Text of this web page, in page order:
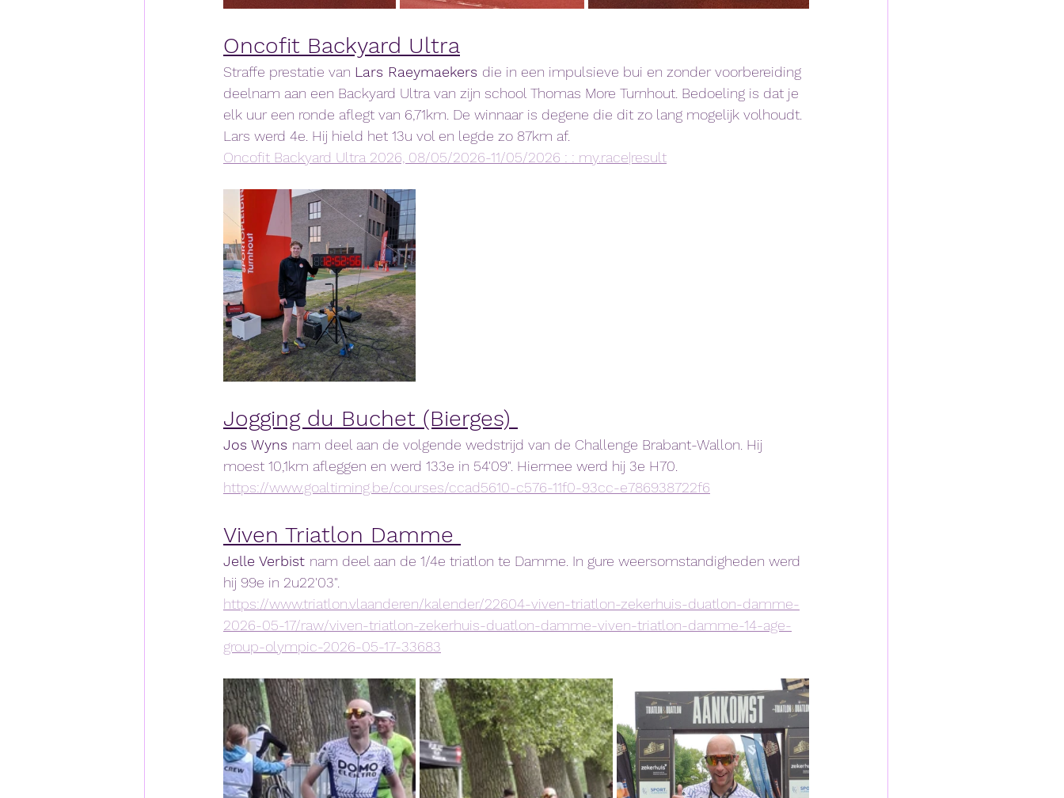
Oncofit Backyard Ultra
Straffe prestatie van Lars Raeymaekers die in een impulsieve bui en zonder voorbereiding
deelnam aan een Backyard Ultra van zijn school Thomas More Turnhout. Bedoeling is dat je
elk uur een ronde aflegt van 6,71km. De winnaar is degene die dit zo lang mogelijk volhoudt.
Lars werd 4e. Hij hield het 13u vol en legde zo 87km af.
Oncofit Backyard Ultra 2026, 08/05/2026-11/05/2026 : : my.race|result
Jogging du Buchet (Bierges)
Jos Wyns nam deel aan de volgende wedstrijd van de Challenge Brabant-Wallon. Hij
moest 10,1km afleggen en werd 133e in 54'09". Hiermee werd hij 3e H70.
https://www.goaltiming.be/courses/ccad5610-c576-11f0-93cc-e786938722f6
Viven Triatlon Damme
Jelle Verbist nam deel aan de 1/4e triatlon te Damme. In gure weersomstandigheden werd
hij 99e in 2u22'03".
https://www.triatlon.vlaanderen/kalender/22604-viven-triatlon-zekerhuis-duatlon-damme-
2026-05-17/raw/viven-triatlon-zekerhuis-duatlon-damme-viven-triatlon-damme-14-age-
group-olympic-2026-05-17-33683